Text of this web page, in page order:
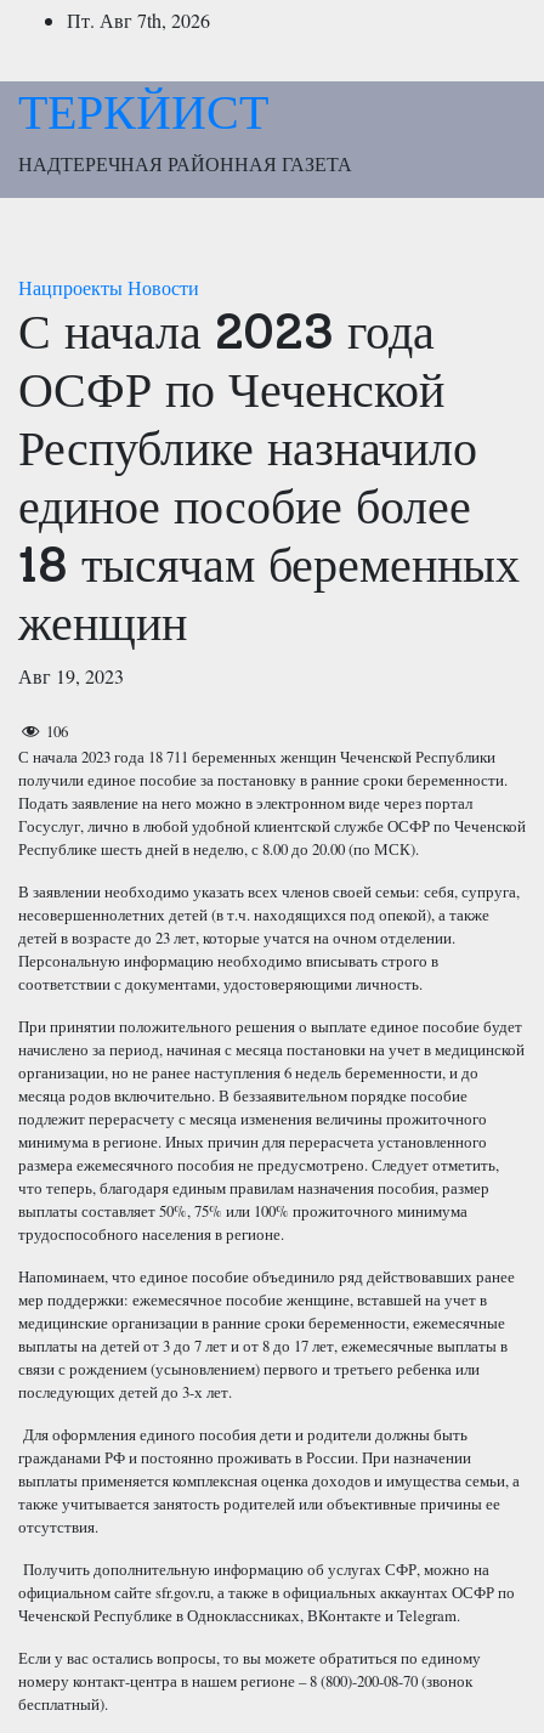
ПерейтиПт. Авг 7th, 2026
ТЕРКЙИСТ
НАДТЕРЕЧНАЯ РАЙОННАЯ ГАЗЕТА
НацпроектыНовости
С начала 2023 года
ОСФР по Чеченской
Республике назначило
единое пособие более
18 тысячам беременных
женщин
Авг 19, 2023
106
С начала 2023 года 18 711 беременных женщин Чеченской Республики
получили единое пособие за постановку в ранние сроки беременности.
Подать заявление на него можно в электронном виде через портал
Госуслуг, лично в любой удобной клиентской службе ОСФР по Чеченской
Республике шесть дней в неделю, с 8.00 до 20.00 (по МСК).
В заявлении необходимо указать всех членов своей семьи: себя, супруга,
несовершеннолетних детей (в т.ч. находящихся под опекой), а также
детей в возрасте до 23 лет, которые учатся на очном отделении.
Персональную информацию необходимо вписывать строго в
соответствии с документами, удостоверяющими личность.
При принятии положительного решения о выплате единое пособие будет
начислено за период, начиная с месяца постановки на учет в медицинской
организации, но не ранее наступления 6 недель беременности, и до
месяца родов включительно. В беззаявительном порядке пособие
подлежит перерасчету с месяца изменения величины прожиточного
минимума в регионе. Иных причин для перерасчета установленного
размера ежемесячного пособия не предусмотрено. Следует отметить,
что теперь, благодаря единым правилам назначения пособия, размер
выплаты составляет 50%, 75% или 100% прожиточного минимума
трудоспособного населения в регионе.
Напоминаем, что единое пособие объединило ряд действовавших ранее
мер поддержки: ежемесячное пособие женщине, вставшей на учет в
медицинские организации в ранние сроки беременности, ежемесячные
выплаты на детей от 3 до 7 лет и от 8 до 17 лет, ежемесячные выплаты в
связи с рождением (усыновлением) первого и третьего ребенка или
последующих детей до 3-х лет.
Для оформления единого пособия дети и родители должны быть
гражданами РФ и постоянно проживать в России. При назначении
выплаты применяется комплексная оценка доходов и имущества семьи, а
также учитывается занятость родителей или объективные причины ее
отсутствия.
Получить дополнительную информацию об услугах СФР, можно на
официальном сайте sfr.gov.ru, а также в официальных аккаунтах ОСФР по
Чеченской Республике в Одноклассниках, ВКонтакте и Telegram.
Если у вас остались вопросы, то вы можете обратиться по единому
номеру контакт-центра в нашем регионе – 8 (800)-200-08-70 (звонок
бесплатный).